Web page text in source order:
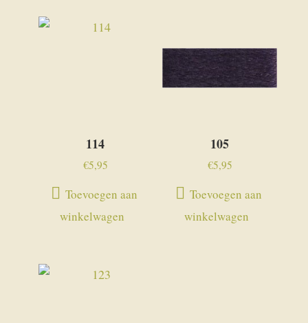
114
€5,95
Toevoegen aan
winkelwagen
105
€5,95
Toevoegen aan
winkelwagen